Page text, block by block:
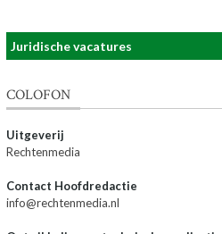
Juridische vacatures
COLOFON
Uitgeverij
Rechtenmedia
Contact Hoofdredactie
info@rechtenmedia.nl